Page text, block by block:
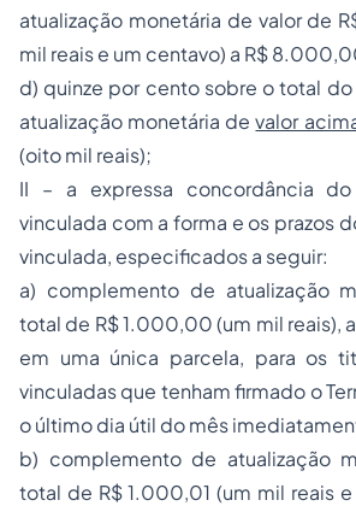
atualização monetária de valor de
mil reais e um centavo) a R$
d) quinze por cento sobre o total
atualização monetária devalor
(oito mil reais);
II – a expressa concordância
vinculada com a forma e os prazos
vinculada, especificados a seguir:
a) complemento de atualização
total de R$ 1.000,00 (um mil reais),
em uma única parcela, para os
vinculadas que tenham firmado o
o último dia útil do mês
b) complemento de atualização
total de R$ 1.000,01 (um mil reais